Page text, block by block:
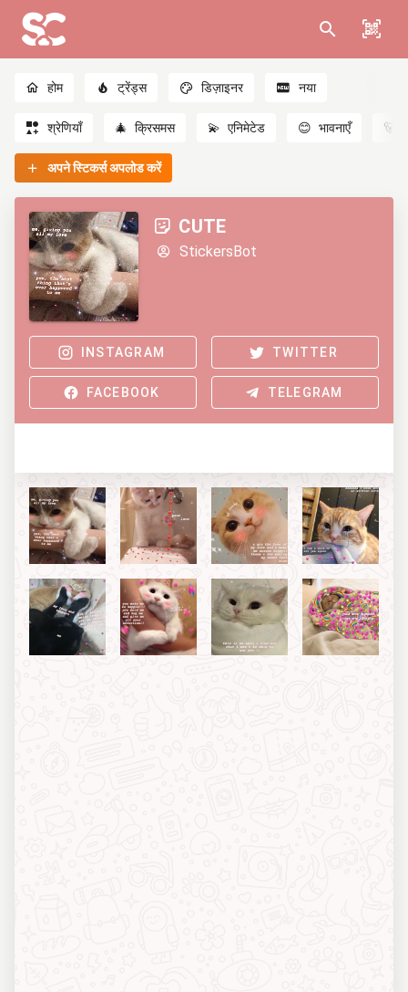
होम ट्रेंड्स डिज़ाइनर नया
श्रेणियाँ 🎄 क्रिसमस 💫 एनिमेटेड 😊 भावनाएँ 🐻
अपने स्टिकर्स अपलोड करें
CUTE
StickersBot
INSTAGRAM TWITTER
FACEBOOK TELEGRAM